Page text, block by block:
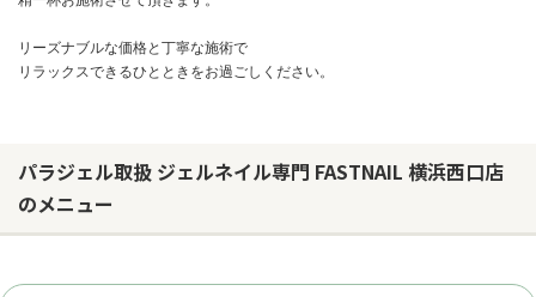
リーズナブルな価格と丁寧な施術で
リラックスできるひとときをお過ごしください。
パラジェル取扱 ジェルネイル専門 FASTNAIL 横浜西口店
のメニュー